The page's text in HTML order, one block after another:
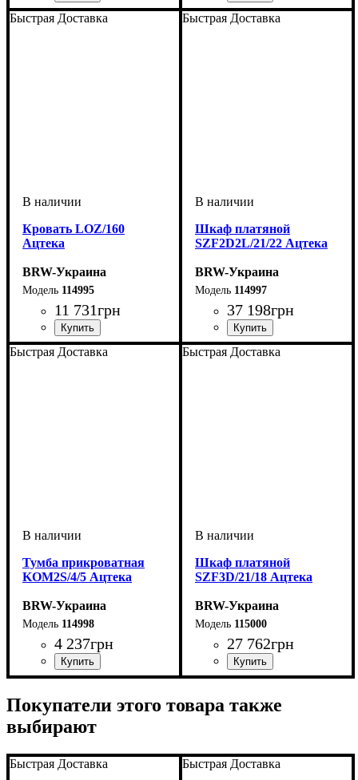
ширина, мм: 600
высота, мм: 1002
глубина, мм: 350 ширина, мм: 1500
высота, мм: 430
глубина, мм: 470
Быстрая Доставка
Кровать LOZ/160
Ацтека
BRW-Украина
114995
11 731грн
ширина, мм: 1600
высота, мм: 350-890
глубина, мм: 2140
Быстрая Доставка
Шкаф платяной
SZF2D2L/21/22 Ацтека
BRW-Украина
114997
37 198грн
ширина, мм: 2200
высота, мм: 2100
глубина, мм: 570
Быстрая Доставка
Тумба прикроватная
KOM2S/4/5 Ацтека
BRW-Украина
114998
4 237грн
ширина, мм: 500
высота, мм: 430
глубина, мм: 410
Быстрая Доставка
Шкаф платяной
SZF3D/21/18 Ацтека
BRW-Украина
115000
27 762грн
ширина, мм: 1800
высота, мм: 2100
глубина, мм: 570
Покупатели этого товара также
выбирают
Быстрая Доставка Быстрая Доставка